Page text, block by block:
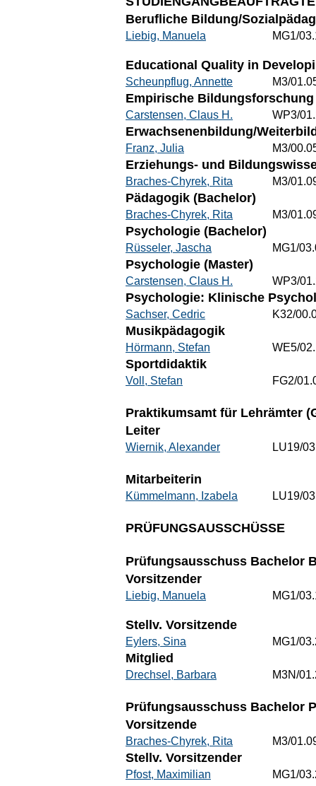
Berufliche Bildung/
Liebig, Manuela MG1/
Educational Quality in
Scheunpflug, Annette M3/
Empirische Bildungsforschung
Carstensen, Claus H. WP3/
Erwachsenenbildung/
Franz, Julia M3/
Erziehungs- und
Braches-Chyrek, Rita M3/
Pädagogik (Bachelor)
Braches-Chyrek, Rita M3/
Psychologie (Bachelor)
Rüsseler, Jascha MG1/
Psychologie (Master)
Carstensen, Claus H. WP3/
Psychologie: Klinische
Sachser, Cedric K32/
Musikpädagogik
Hörmann, Stefan WE5/
Sportdidaktik
Voll, Stefan FG2/
Praktikumsamt für Lehrämter
Leiter
Wiernik, Alexander LU19/
Mitarbeiterin
Kümmelmann, Izabela LU19/
PRÜFUNGSAUSSCHÜSSE
Prüfungsausschuss Bachelor
Vorsitzender
Liebig, Manuela MG1/
Stellv. Vorsitzende
Eylers, Sina MG1/
Mitglied
Drechsel, Barbara M3N/
Prüfungsausschuss Bachelor
Vorsitzende
Braches-Chyrek, Rita M3/
Stellv. Vorsitzender
Pfost, Maximilian MG1/